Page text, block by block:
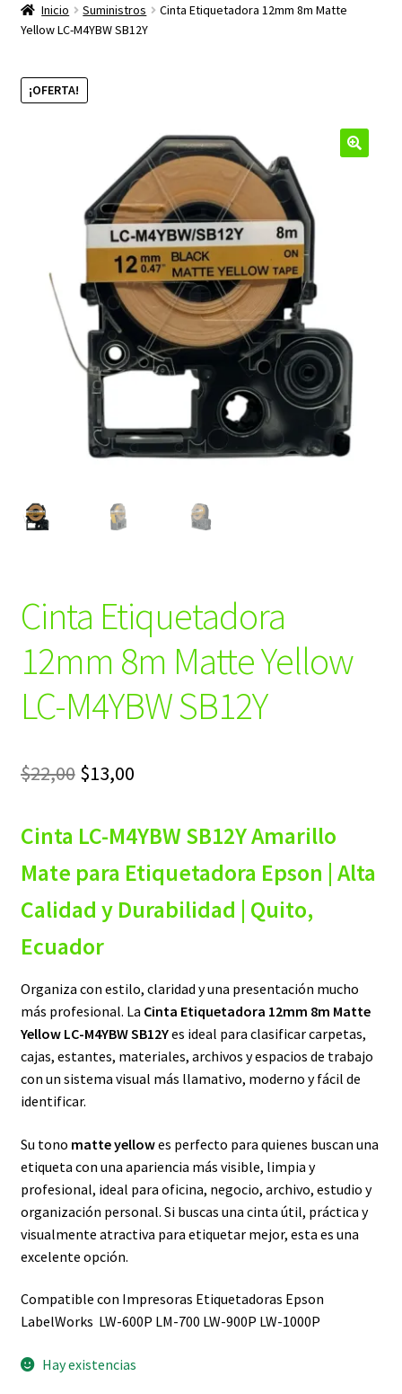
productos
Inicio Suministros
Cinta Etiquetadora 12mm 8m Matte
Yellow LC-M4YBW SB12Y
¡OFERTA!
Cinta Etiquetadora
12mm 8m Matte Yellow
LC-M4YBW SB12Y
$22,00 El
original
era:
$22,00.
$13,00El
actual
es:
$13,00.
Cinta LC-M4YBW SB12Y Amarillo
Mate para Etiquetadora Epson | Alta
Calidad y Durabilidad | Quito,
Ecuador
Organiza con estilo, claridad y una presentación mucho
más profesional. La Cinta Etiquetadora 12mm 8m Matte
Yellow LC-M4YBW SB12Yes ideal para clasificar carpetas,
cajas, estantes, materiales, archivos y espacios de trabajo
con un sistema visual más llamativo, moderno y fácil de
identificar.
Su tono matte yellowes perfecto para quienes buscan una
etiqueta con una apariencia más visible, limpia y
profesional, ideal para oficina, negocio, archivo, estudio y
organización personal. Si buscas una cinta útil, práctica y
visualmente atractiva para etiquetar mejor, esta es una
excelente opción.
Compatible con Impresoras Etiquetadoras Epson
LabelWorks LW-600P LM-700 LW-900P LW-1000P
Hay existencias